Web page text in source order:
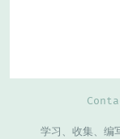
学习、收集、编